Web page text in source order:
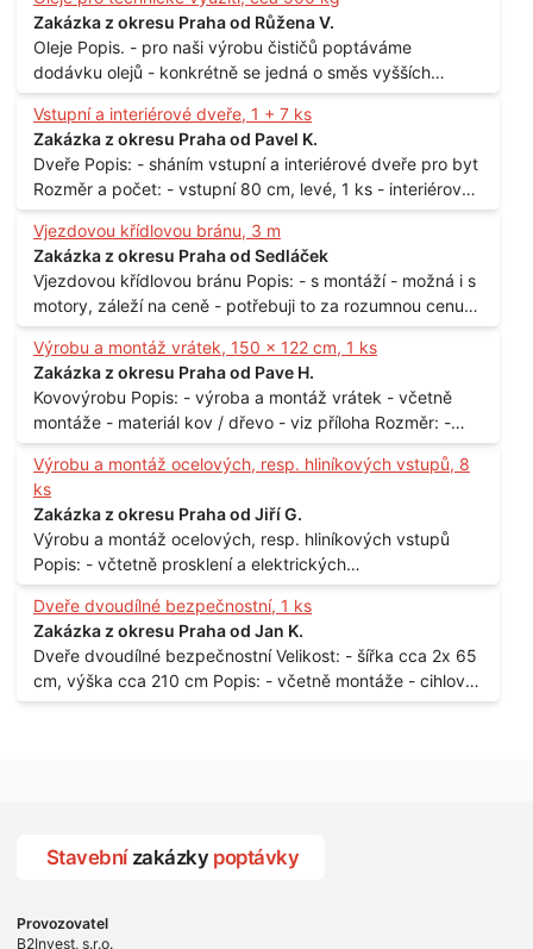
Zakázka z okresu Praha od Růžena V.
Oleje Popis. - pro naši výrobu čističů poptáváme
dodávku olejů - konkrétně se jedná o směs vyšších
mastných kyselin s převahou olejové kyseliny - účelem je
technické využití - hustota při 20°C - cca 870 kg / m3
Balení: - po 190 kg v sudu Množství: - cca 500 kg - roční
spotřeba Lokalita: - Praha
Vstupní a interiérové dveře, 1 + 7 ks
Zakázka z okresu Praha od Pavel K.
Dveře Popis: - sháním vstupní a interiérové dveře pro byt
Rozměr a počet: - vstupní 80 cm, levé, 1 ks - interiérové
80 cm, levé, 2 ks - 80 cm, pravé, 3 ks - 60 cm, levé, 2 ks
Lokalita: - Praha 10
Vjezdovou křídlovou bránu, 3 m
Zakázka z okresu Praha od Sedláček
Vjezdovou křídlovou bránu Popis: - s montáží - možná i s
motory, záleží na ceně - potřebuji to za rozumnou cenu
Materiál: - ocel Množství: - 1 ks Velikost: - 3 m Lokalita: -
Praha
Výrobu a montáž vrátek, 150 x 122 cm, 1 ks
Zakázka z okresu Praha od Pave H.
Kovovýrobu Popis: - výroba a montáž vrátek - včetně
montáže - materiál kov / dřevo - viz příloha Rozměr: -
150 x 122 cm Lokalita: - Senohraby Nabídky na e-mail.
Výrobu a montáž ocelových, resp. hliníkových vstupů, 8
ks
Zakázka z okresu Praha od Jiří G.
Výrobu a montáž ocelových, resp. hliníkových vstupů
Popis: - včtetně prosklení a elektrických
samozamýkacích zámků pro panelový dům - jedná se o
vchodové dveře umístěné v zarámovaném a proskleném
portálu - předmětem dodávky bude i demontáž
stávajících a už nevyhovujících prosklených,
umělohmotných vstupů Množství: - 8 ks Lokalita: - 7, 9,
Dveře dvoudílné bezpečnostní, 1 ks
Zakázka z okresu Praha od Jan K.
Dveře dvoudílné bezpečnostní Velikost: - šířka cca 2x 65
cm, výška cca 210 cm Popis: - včetně montáže - cihlový
dům, 2. patro - vchod z chodby - rozměry bez zárubní
Stavební zakázky poptávky
Provozovatel
B2Invest, s.r.o.